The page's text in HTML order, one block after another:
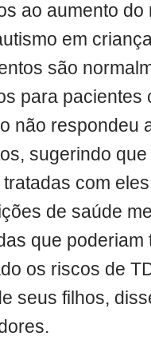
ao aumento do
em
são
para pacientes
não respondeu
sugerindo que
com
de saúde
que poderiam
os riscos de
seus filhos,